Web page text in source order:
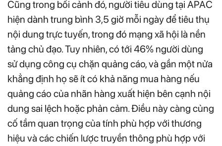
Cũng trong bối cảnh đó, người tiêu dùng tại APAC
hiện dành trung bình 3,5 giờ mỗi ngày để tiêu thụ
nội dung trực tuyến, trong đó mạng xã hội là nền
tảng chủ đạo. Tuy nhiên, có tới 46% người dùng
sử dụng công cụ chặn quảng cáo, và gần một nửa
khẳng định họ sẽ ít có khả năng mua hàng nếu
quảng cáo của nhãn hàng xuất hiện bên cạnh nội
dung sai lệch hoặc phản cảm. Điều này càng củng
cố tầm quan trọng của tính phù hợp với thương
hiệu và các chiến lược truyền thông phù hợp với